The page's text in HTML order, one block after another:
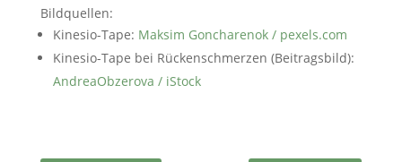
Bildquellen:
Kinesio-Tape: Maksim Goncharenok / pexels.com
Kinesio-Tape bei Rückenschmerzen (Beitragsbild):
AndreaObzerova / iStock